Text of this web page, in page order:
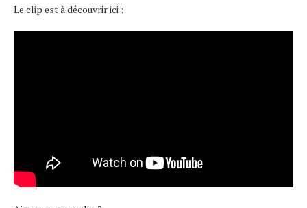
Le clip est à découvrir ici :